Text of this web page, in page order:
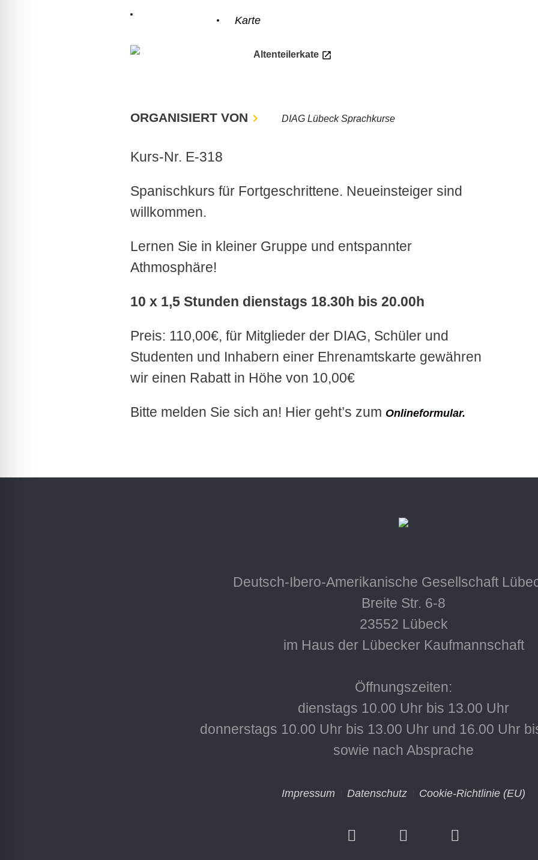
Karte
Altenteilerkate
ORGANISIERT VON DIAG Lübeck Sprachkurse
Kurs-Nr. E-318
Spanischkurs für Fortgeschrittene. Neueinsteiger sind
willkommen.
Lernen Sie in kleiner Gruppe und entspannter
Athmosphäre!
10 x 1,5 Stunden dienstags 18.30h bis 20.00h
Preis: 110,00€, für Mitglieder der DIAG, Schüler und
Studenten und Inhabern einer Ehrenamtskarte gewähren
wir einen Rabatt in Höhe von 10,00€
Bitte melden Sie sich an! Hier geht’s zum Onlineformular.
Deutsch-Ibero-Amerikanische Gesellschaft
Breite Str. 6-8
23552 Lübeck
im Haus der Lübecker Kaufmannschaft
Öffnungszeiten:
dienstags 10.00 Uhr bis 13.00 Uhr
donnerstags 10.00 Uhr bis 13.00 Uhr und 16.00 Uhr
sowie nach Absprache
Impressum Datenschutz Cookie-Richtlinie (EU)